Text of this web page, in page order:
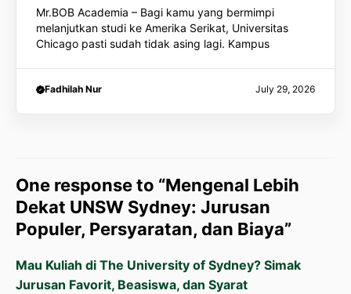
Mr.BOB Academia – Bagi kamu yang bermimpi
melanjutkan studi ke Amerika Serikat, Universitas
Chicago pasti sudah tidak asing lagi. Kampus
Fadhilah Nur July 29, 2026
One response to “Mengenal Lebih
Dekat UNSW Sydney: Jurusan
Populer, Persyaratan, dan Biaya”
Mau Kuliah di The University of Sydney? Simak
Jurusan Favorit, Beasiswa, dan Syarat